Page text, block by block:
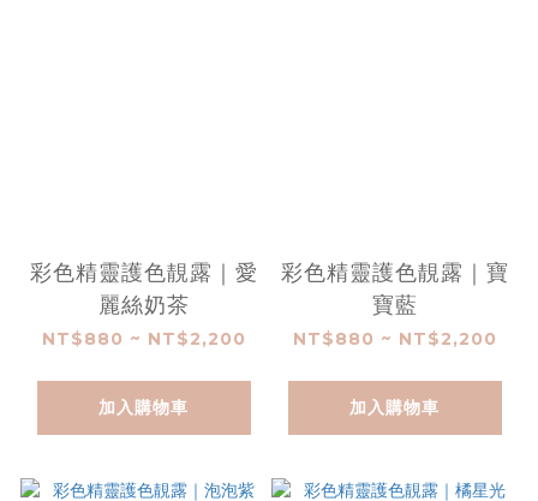
彩色精靈護色靚露｜愛
麗絲奶茶
NT$880 ~ NT$2,200
加入購物車
彩色精靈護色靚露｜寶
寶藍
NT$880 ~ NT$2,200
加入購物車